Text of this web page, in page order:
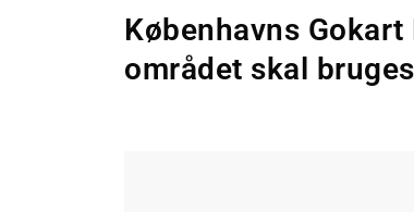
Københavns
området skal